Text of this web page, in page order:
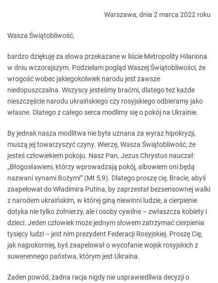
Warszawa, dnia 2 marca 2022 roku
Wasza Świątobliwość,
bardzo dziękuję za słowa przekazane w liście Metropolity Hilariona
w dniu wczorajszym. Podzielam pogląd Waszej Świątobliwości, że
wrogość wobec jakiegokolwiek narodu jest zawsze
niedopuszczalna. Wszyscy jesteśmy braćmi, dlatego też każde
nieszczęście narodu ukraińskiego czy rosyjskiego odbieramy jako
własne. Dlatego z całego serca modlimy się o pokój na Ukrainie.
By jednak nasza modlitwa nie była uznana za wyraz hipokryzji,
muszą jej towarzyszyć czyny. Wierzę, Wasza Świątobliwość, że
jesteś człowiekiem pokoju. Nasz Pan, Jezus Chrystus nauczał:
„Błogosławieni, którzy wprowadzają pokój, albowiem oni będą
nazwani synami Bożymi” (Mt 5,9). Dlatego proszę cię, Bracie, abyś
zaapelował do Władimira Putina, by zaprzestał bezsensownej walki
z narodem ukraińskim, w której giną niewinni ludzie, a cierpienie
dotyka nie tylko żołnierzy, ale i osoby cywilne – zwłaszcza kobiety i
dzieci. Jeden człowiek może jednym słowem zatrzymać cierpienia
tysięcy ludzi – jest nim prezydent Federacji Rosyjskiej. Proszę Cię,
jak najpokorniej, byś zaapelował o wycofanie wojsk rosyjskich z
suwerennego państwa, którym jest Ukraina.
Żaden powód, żadna racja nigdy nie usprawiedliwia decyzji o